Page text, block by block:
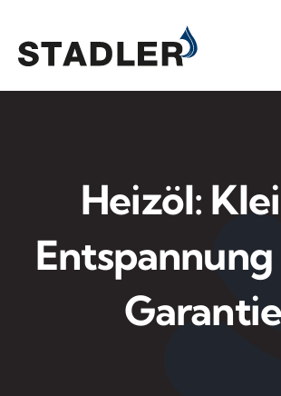
Inhalt
springen
Heizöl:
Garantie